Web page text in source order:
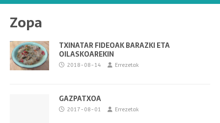
Zopa
TXINATAR FIDEOAK BARAZKI ETA
OILASKOAREKIN
2018-08-14 Errezetak
GAZPATXOA
2017-08-01 Errezetak